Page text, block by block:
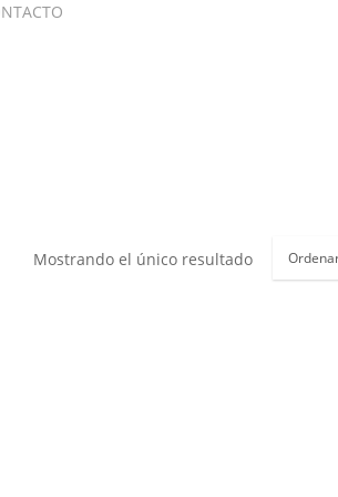
Mostrando el único resultado